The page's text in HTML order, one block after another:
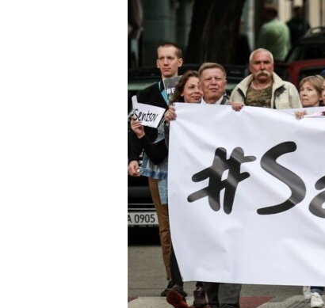
УКРАЇНСЬКА ПРОБЛЕМА КРИМУ